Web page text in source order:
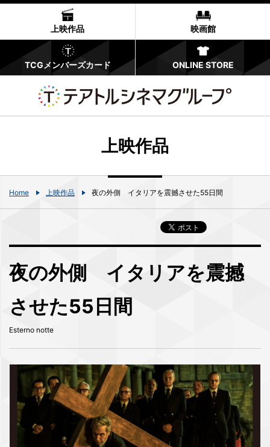
上映作品 映画館
TCGメンバーズカード ONLINE STORE
上映作品
Home 上映作品 夜の外側 イタリアを震撼させた55日間
夜の外側 イタリアを震撼
させた55日間
Esterno notte